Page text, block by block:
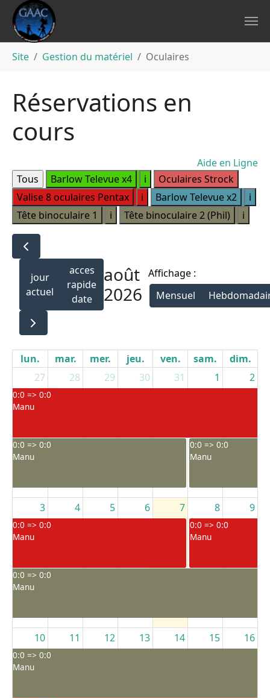
Site Gestion du matériel Oculaires
Réservations en
cours
Aide en Ligne
i
i
i
i
i
jour
actuel
acces
rapide
date
août
2026
Affichage :
Mensuel
lun. mar. mer. jeu. ven. sam.
dim.
27
0:0 => 0:0
Manu
0:0 => 0:0
Manu
28 29 30 31 1
0:0 => 0:0
Manu
2
3
0:0 => 0:0
Manu
0:0 => 0:0
Manu
4 5 6 7 8
0:0 => 0:0
Manu
9
10
0:0 => 0:0
Manu
11 12 13 14 15 16